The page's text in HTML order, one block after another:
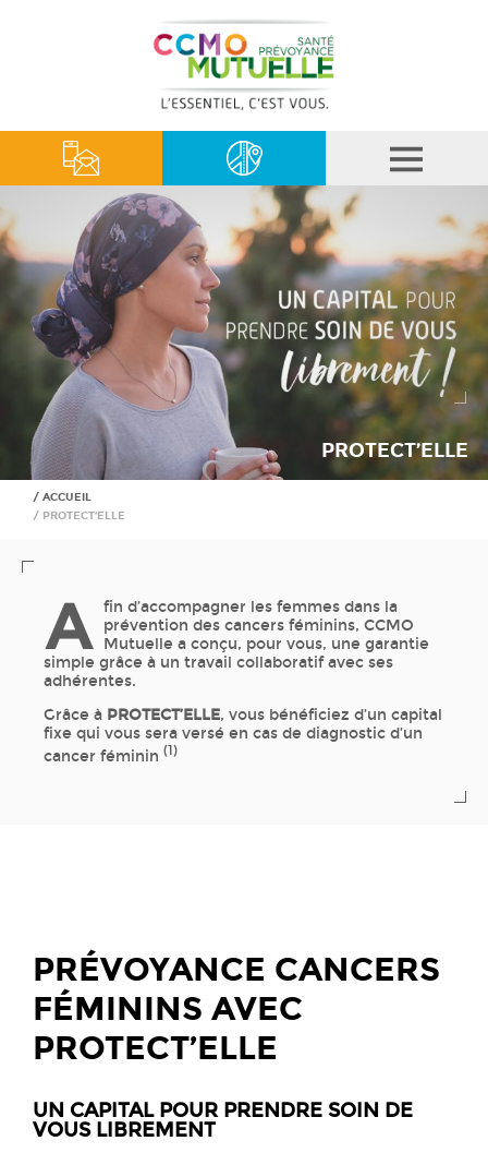
PROTECT’ELLE
ACCUEIL
PROTECT’ELLE
A fin d’accompagner les femmes dans la
prévention des cancers féminins, CCMO
Mutuelle a conçu, pour vous, une garantie
simple grâce à un travail collaboratif avec ses
adhérentes.
Grâce à PROTECT’ELLE, vous bénéficiez d’un capital
fixe qui vous sera versé en cas de diagnostic d’un
cancer féminin (1)
PRÉVOYANCE CANCERS
FÉMININS AVEC
PROTECT’ELLE
UN CAPITAL POUR PRENDRE SOIN DE
VOUS LIBREMENT